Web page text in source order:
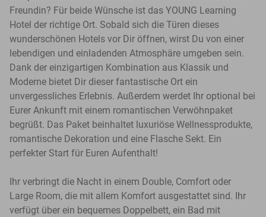
Freundin? Für beide Wünsche ist das YOUNG Learning
Hotel der richtige Ort. Sobald sich die Türen dieses
wunderschönen Hotels vor Dir öffnen, wirst Du von einer
lebendigen und einladenden Atmosphäre umgeben sein.
Dank der einzigartigen Kombination aus Klassik und
Moderne bietet Dir dieser fantastische Ort ein
unvergessliches Erlebnis. Außerdem werdet Ihr optional bei
Eurer Ankunft mit einem romantischen Verwöhnpaket
begrüßt. Das Paket beinhaltet luxuriöse Wellnessprodukte,
romantische Dekoration und eine Flasche Sekt. Ein
perfekter Start für Euren Aufenthalt!
Ihr verbringt die Nacht in einem Double, Comfort oder
Large Room, die mit allem Komfort ausgestattet sind. Ihr
verfügt über ein bequemes Doppelbett, ein Bad mit